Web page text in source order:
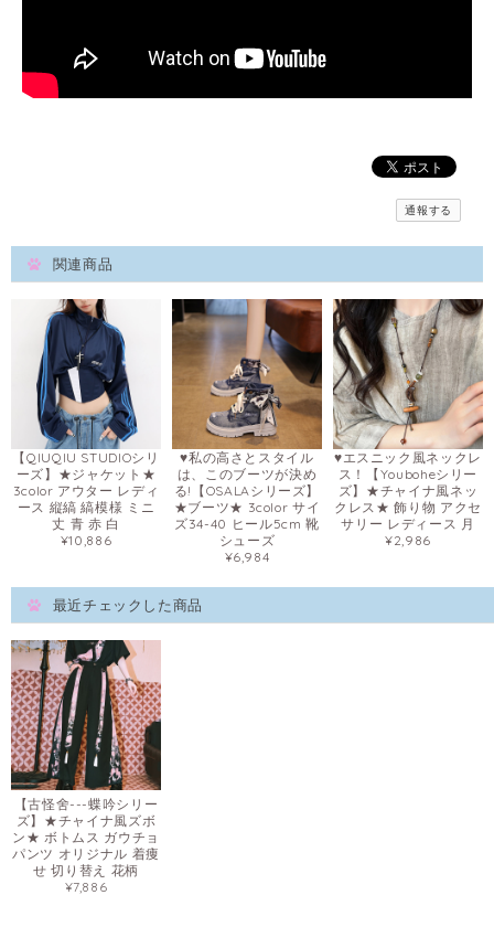
通報する
関連商品
【QIUQIU STUDIOシリ
ーズ】★ジャケット★
3color アウター レディ
ース 縦縞 縞模様 ミニ
丈 青 赤 白
¥10,886
♥私の高さとスタイル
は、このブーツが決め
る!【OSALAシリーズ】
★ブーツ★ 3color サイ
ズ34-40 ヒール5cm 靴
シューズ
¥6,984
♥エスニック風ネックレ
ス！【Youboheシリー
ズ】★チャイナ風ネッ
クレス★ 飾り物 アクセ
サリー レディース 月
¥2,986
最近チェックした商品
【古怪舍---蝶吟シリー
ズ】★チャイナ風ズボ
ン★ ボトムス ガウチョ
パンツ オリジナル 着痩
せ 切り替え 花柄
¥7,886